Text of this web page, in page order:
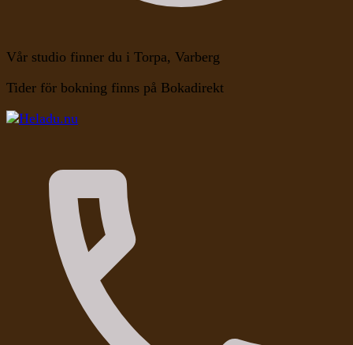
Vår studio finner du i Torpa, Varberg
Tider för bokning finns på Bokadirekt
Heladu.nu